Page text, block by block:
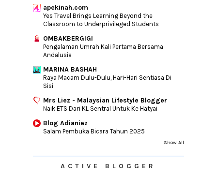
apekinah.com
Yes Travel Brings Learning Beyond the
Classroom to Underprivileged Students
OMBAKBERGIGI
Pengalaman Umrah Kali Pertama Bersama
Andalusia
MARINA BASHAH
Raya Macam Dulu-Dulu, Hari-Hari Sentiasa Di
Sisi
Mrs Liez - Malaysian Lifestyle Blogger
Naik ETS Dari KL Sentral Untuk Ke Hatyai
Blog Adianiez
Salam Pembuka Bicara Tahun 2025
Show All
ACTIVE BLOGGER